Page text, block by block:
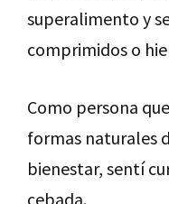
superalimento y
comprimidos o
Como persona
formas naturales
bienestar, sentí
cebada.